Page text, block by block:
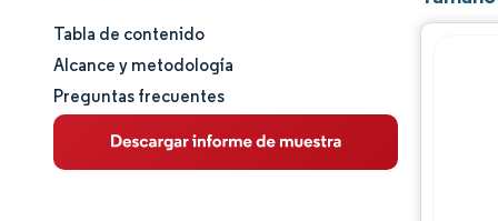
Tamaño y cuota de mercado
Análisis de mercado
Tendencias e ideas
Tabla de contenido
Alcance y metodología
Preguntas frecuentes